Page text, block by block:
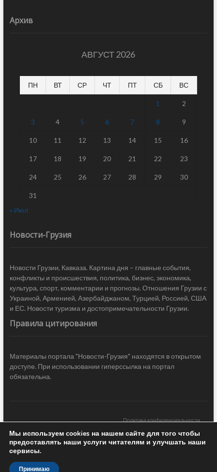
Архив
АВГУСТ 2026
ПН ВТ СР ЧТ ПТ СБ ВС
1 2
3 4 5 6 7 8 9
10 11 12 13 14 15 16
17 18 19 20 21 22 23
24 25 26 27 28 29 30
31
« Июл
Новости-Грузия
Новости Грузии, Кавказа. Картина дня – главные события,
конфликты и происшествия, политика, бизнес, экономика,
культура, спорт, комментарии и прогнозы. Отношения Грузии с
Украиной, Арменией, Азербайджаном, Турцией, Россией, США
и ЕС. Новости туризма и достопримечательности Грузии.
Правила цитирования
Материалы портала "Новости-Грузия" находятся в открытом
доступе. При использовании гиперссылка на портал
обязательна.
Политика конфиденциальности
Новости Грузии| Black Sea Press LTD © 2020 All Rights Reserved /
Design & development —
Мы используем cookies на нашем сайте для того чтобы
предоставлять наши услуги читателям и улучшать наши
сервисы.
Принимаю